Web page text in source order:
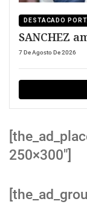
DESTACADO
7 De Agosto De 2026
250×300″]